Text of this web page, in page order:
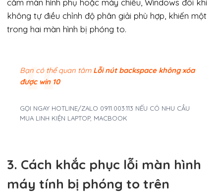
cắm màn hình phụ hoặc máy chiếu, Windows đôi khi
không tự điều chỉnh độ phân giải phù hợp, khiến một
trong hai màn hình bị phóng to.
Bạn có thể quan tâm Lỗi nút backspace không xóa
được win 10
GỌI NGAY HOTLINE/ZALO 0911.003.113 NẾU CÓ NHU CẦU
MUA LINH KIỆN LAPTOP, MACBOOK
3. Cách khắc phục lỗi màn hình
máy tính bị phóng to trên